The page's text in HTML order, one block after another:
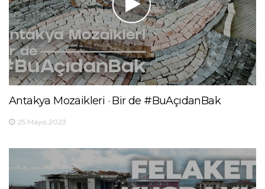
Antakya Mozaikleri · Bir de #BuAçıdanBak
25 Mayıs 2023